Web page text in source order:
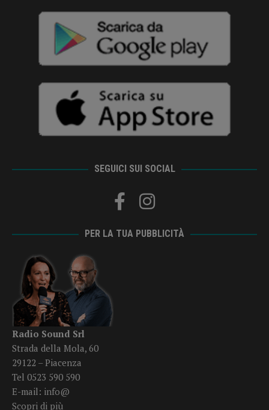
SEGUICI SUI SOCIAL
PER LA TUA PUBBLICITÀ
Radio Sound Srl
Strada della Mola, 60
29122 – Piacenza
Tel 0523 590 590
E-mail: info@
Scopri di più